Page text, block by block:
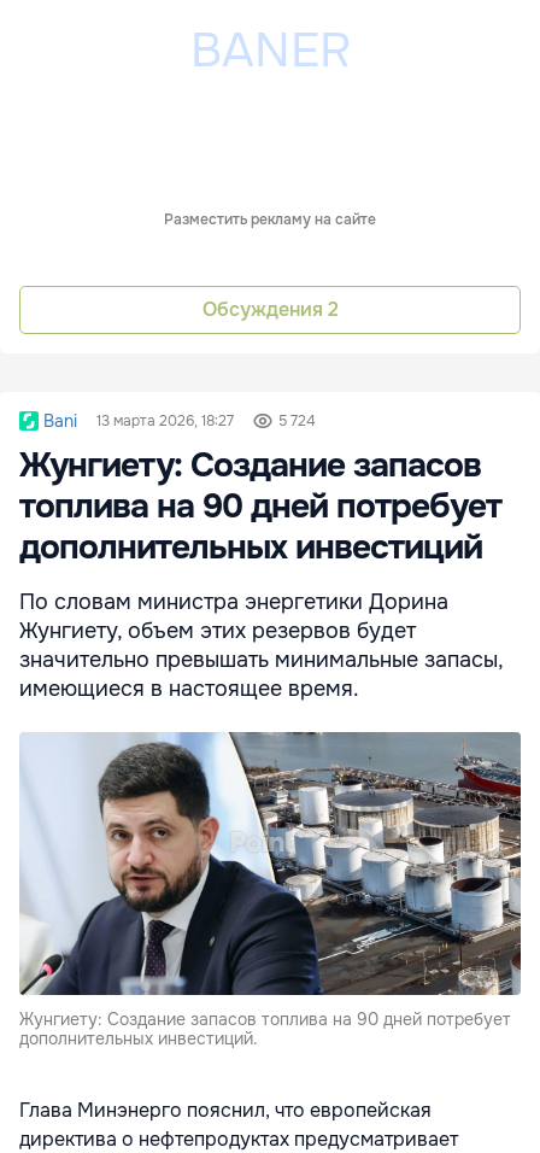
Разместить рекламу на сайте
Обсуждения 2
Bani 13 марта 2026, 18:27 5 724
Жунгиету: Создание запасов
топлива на 90 дней потребует
дополнительных инвестиций
По словам министра энергетики Дорина
Жунгиету, объем этих резервов будет
значительно превышать минимальные запасы,
имеющиеся в настоящее время.
Жунгиету: Создание запасов топлива на 90 дней потребует
дополнительных инвестиций.
Глава Минэнерго пояснил, что европейская
директива о нефтепродуктах предусматривает